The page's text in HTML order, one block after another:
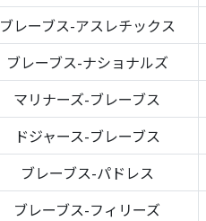
ブレーブス-アスレチックス
ブレーブス-ナショナルズ
マリナーズ-ブレーブス
ドジャース-ブレーブス
ブレーブス-パドレス
ブレーブス-フィリーズ